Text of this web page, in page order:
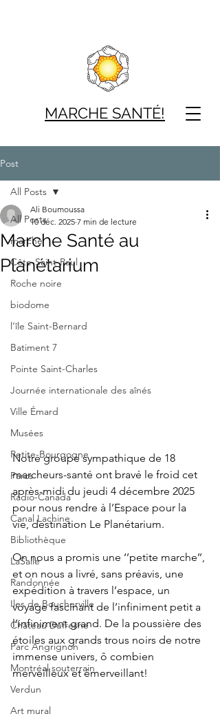
MARCHE SANTÉ!
Post
All Posts
marche
Côte-Saint-Paul
Roche noire
biodome
l’île Saint-Bernard
Batiment 7
Pointe Saint-Charles
Journée internationale des aînés
Ville Émard
Musées
Petite-Bourgogne
Parcs
Radio-Canada
Canal Lachine
Bibliothèque
LaSalle
Randonnée
Iles de Boucherville
Château Dufresne
Parc Angrignon
Montréal souterrain
Verdun
Art mural
All Posts
Marche Santé au
Planétarium
Ali Boumoussa
10 déc. 2025 7 min de lecture
Notre groupe sympathique de 18
marcheurs-santé ont bravé le froid cet
après-midi du jeudi 4 décembre 2025
pour nous rendre à l’Espace pour la
vie, destination Le Planétarium.
On nous a promis une ‘’petite marche’’,
et on nous a livré, sans préavis, une
expédition à travers l’espace, un
voyage fascinant de l’infiniment petit a
l’infiniment grand. De la poussière des
étoiles aux grands trous noirs de notre
immense univers, ô combien
merveilleux et émerveillant!